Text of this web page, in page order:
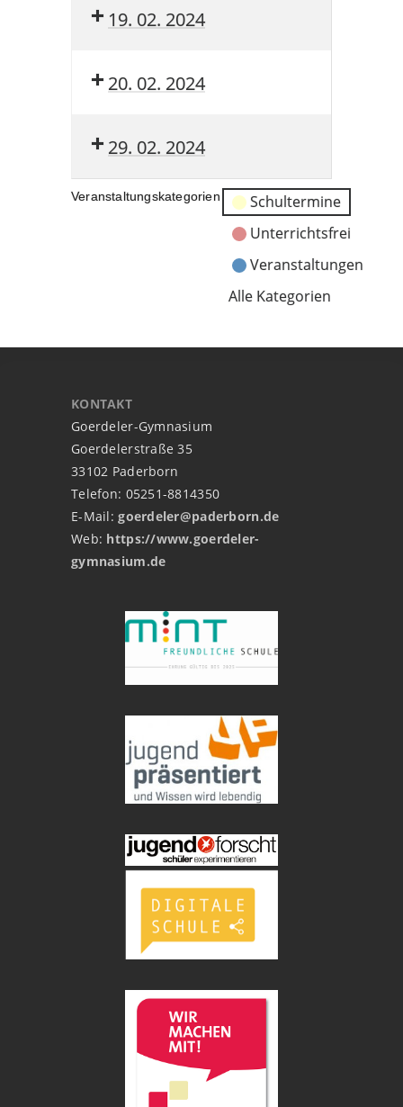
19. 02. 2024
20. 02. 2024
29. 02. 2024
Veranstaltungskategorien
Schultermine
Unterrichtsfrei
Veranstaltungen
Alle Kategorien
KONTAKT
Goerdeler-Gymnasium
Goerdelerstraße 35
33102 Paderborn
Telefon: 05251-8814350
E-Mail:goerdeler@paderborn.de
Web: https://www.goerdeler-
gymnasium.de